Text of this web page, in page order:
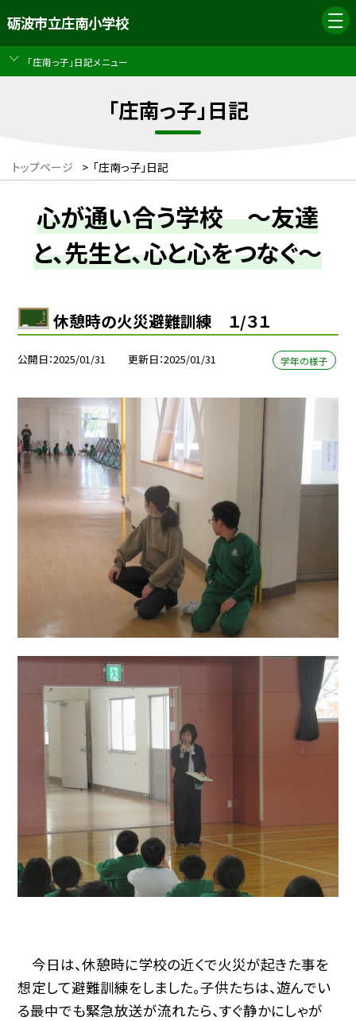
砺波市立庄南小学校
「庄南っ子」日記メニュー
「庄南っ子」日記
トップページ > 「庄南っ子」日記
心が通い合う学校 ～友達
と、先生と、心と心をつなぐ～
休憩時の火災避難訓練 １/３１
公開日 2025/01/31 更新日 2025/01/31 学年の様子
今日は、休憩時に学校の近くで火災が起きた事を
想定して避難訓練をしました。子供たちは、遊んでい
る最中でも緊急放送が流れたら、すぐ静かにしゃが